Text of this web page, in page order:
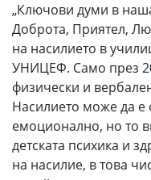
„Ключови думи в
Доброта, Приятел,
на насилието в
УНИЦЕФ. Само през
физически и
Насилието може да е
емоционално, но то
детската психика и
на насилие, в това